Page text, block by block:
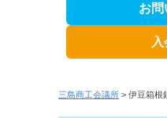
お問
三島商工会議所 > 伊豆箱根